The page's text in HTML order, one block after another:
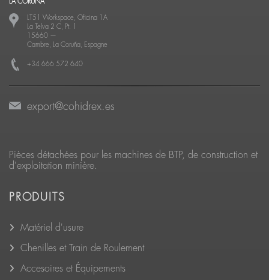
LT51 Workspace, Oficina 1A
La Telva 2 C, Pt. 1
15660 —
Cambre, La Coruña, Espagne
+34 666 572 640
export@cohidrex.es
Pièces détachées pour les machines de BTP, de construction et
d'exploitation minière.
PRODUITS
Matériel d'usure
Chenilles et Train de Roulement
Accesoires et Équipements